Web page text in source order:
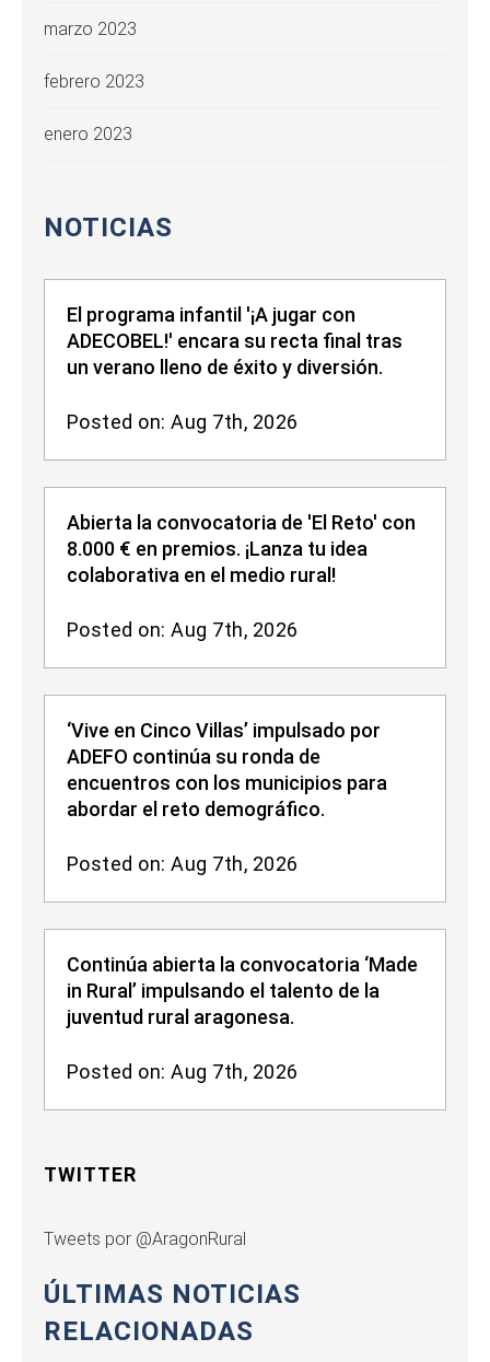
marzo 2023
febrero 2023
enero 2023
NOTICIAS
El programa infantil '¡A jugar con
ADECOBEL!' encara su recta final tras
un verano lleno de éxito y diversión.
Posted on: Aug 7th, 2026
Abierta la convocatoria de 'El Reto' con
8.000 € en premios. ¡Lanza tu idea
colaborativa en el medio rural!
Posted on: Aug 7th, 2026
‘Vive en Cinco Villas’ impulsado por
ADEFO continúa su ronda de
encuentros con los municipios para
abordar el reto demográfico.
Posted on: Aug 7th, 2026
Continúa abierta la convocatoria ‘Made
in Rural’ impulsando el talento de la
juventud rural aragonesa.
Posted on: Aug 7th, 2026
TWITTER
Tweets por @AragonRural
ÚLTIMAS NOTICIAS
RELACIONADAS